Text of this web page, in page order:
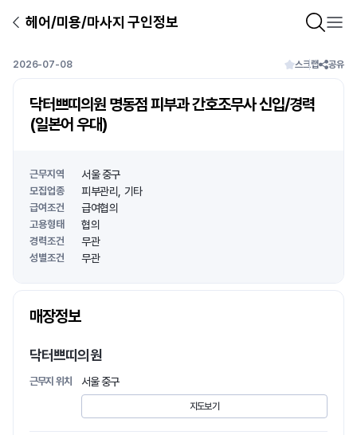
헤어/미용/마사지 구인정보
2026-07-08 스크랩 공유
닥터쁘띠의원 명동점 피부과 간호조무사 신입/경력
(일본어 우대)
근무지역 서울 중구
모집업종 피부관리 기타
급여조건 급여협의
고용형태 협의
경력조건 무관
성별조건 무관
매장정보
닥터쁘띠의원
근무지 위치 서울 중구
지도보기